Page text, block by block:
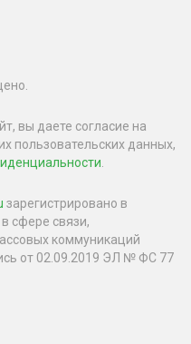
вы даете согласие на
пользовательских данных,
зарегистрировано в
сфере связи,
коммуникаций
от 02.09.2019 ЭЛ № ФС 77